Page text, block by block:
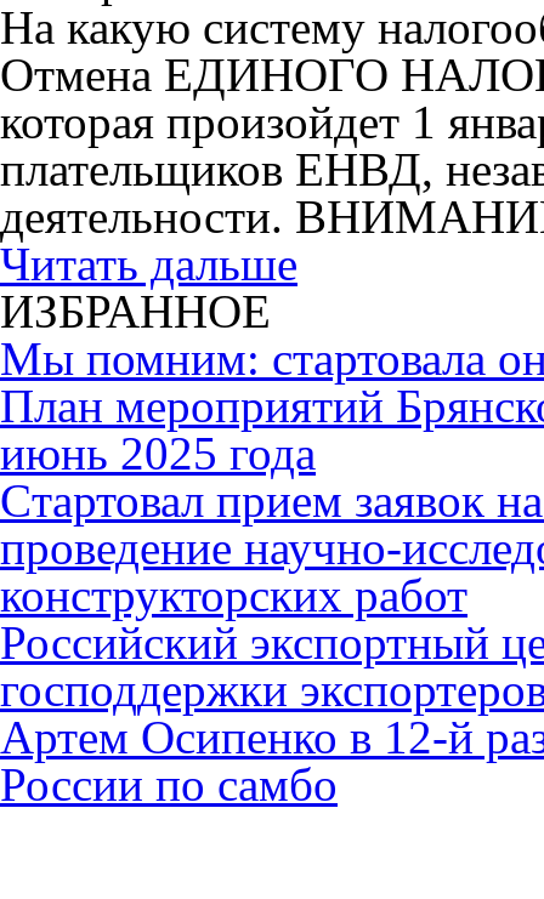
На какую систему
Отмена ЕДИНОГО
которая произойдет 1
плательщиков ЕНВД,
деятельности.
Читать дальше
ИЗБРАННОЕ
Мы помним: стартовала
План мероприятий
июнь 2025 года
Cтартовал прием заявок
проведение научно-
конструкторских работ
Российский экспортный
господдержки
Артем Осипенко в 12-й
России по самбо